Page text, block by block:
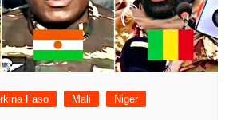
Faso Mali Niger